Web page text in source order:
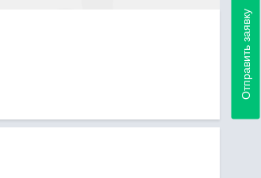
Отправить заявку